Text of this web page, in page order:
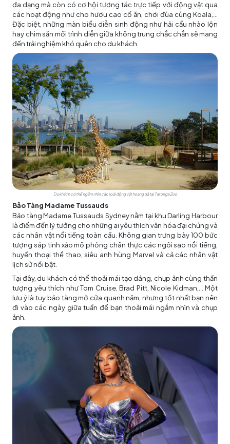
đa dạng mà còn có cơ hội tương tác trực tiếp với động vật qua
các hoạt động như cho hươu cao cổ ăn, chơi đùa cùng Koala,...
Đặc biệt, những màn biểu diễn sinh động như hải cẩu nhào lộn
hay chim săn mồi trình diễn giữa không trung chắc chắn sẽ mang
đến trải nghiệm khó quên cho du khách.
Du khách có thể ngắm nhìn các loài động vật hoang dã tại Taronga Zoo
Bảo Tàng Madame Tussauds
Bảo tàng Madame Tussauds Sydney nằm tại khu Darling Harbour
là điểm đến lý tưởng cho những ai yêu thích văn hóa đại chúng và
các nhân vật nổi tiếng toàn cầu. Không gian trưng bày 100 bức
tượng sáp tinh xảo mô phỏng chân thực các ngôi sao nổi tiếng,
huyền thoại thể thao, siêu anh hùng Marvel và cả các nhân vật
lịch sử nổi bật.
Tại đây, du khách có thể thoải mái tạo dáng, chụp ảnh cùng thần
tượng yêu thích như Tom Cruise, Brad Pitt, Nicole Kidman,... Một
lưu ý là tuy bảo tàng mở cửa quanh năm, nhưng tốt nhất bạn nên
đi vào các ngày giữa tuần để bạn thoải mái ngắm nhìn và chụp
ảnh.